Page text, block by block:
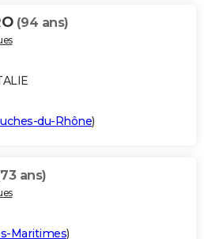
(94 ans)
du-Rhône)
ans)
Maritimes)